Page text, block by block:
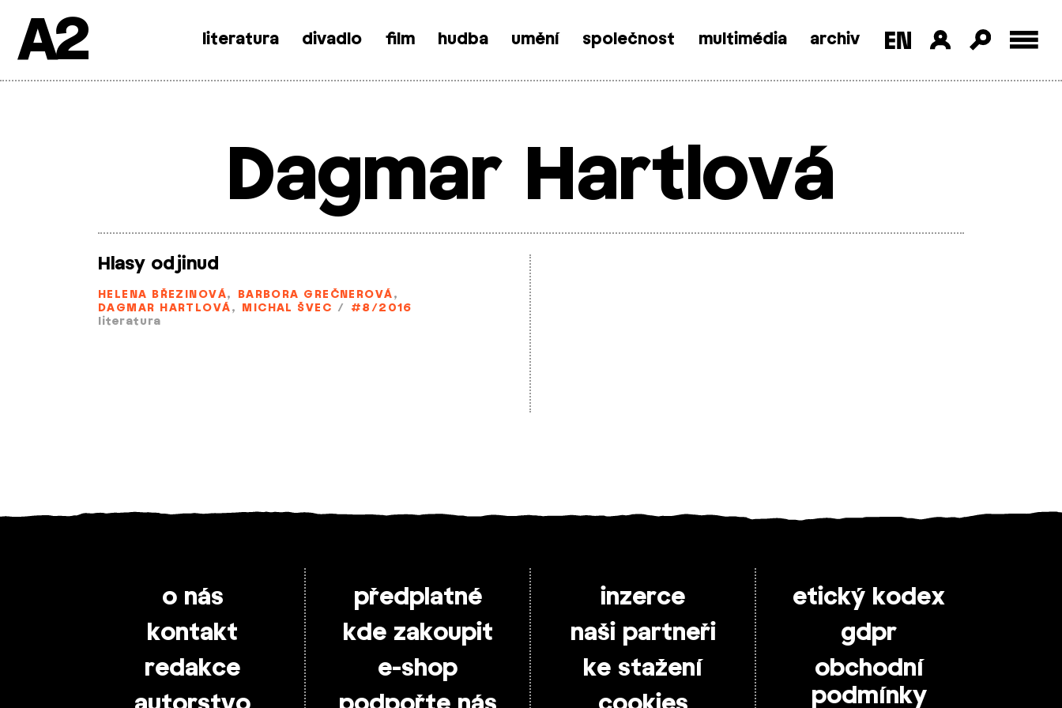
SkipA2 literatura divadlo film hudba umění společnost multimédia archiv
Dagmar Hartlová
Hlasy odjinud
HELENA BŘEZINOVÁ, BARBORA GREČNEROVÁ,
DAGMAR HARTLOVÁ, MICHAL ŠVEC /
#8/2016
literatura
o nás
kontakt
redakce
předplatné
kde zakoupit
e-shop
inzerce
naši partneři
ke stažení
etický kodex
gdpr
obchodní
podmínky